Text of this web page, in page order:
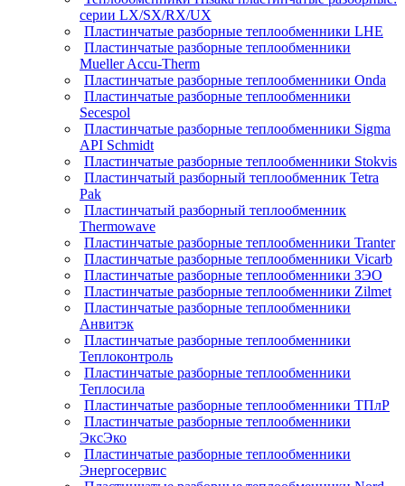
серии LX/SX/RX/UX
Пластинчатые разборные теплообменники LHE
Пластинчатые разборные теплообменники
Mueller Accu-Therm
Пластинчатые разборные теплообменники Onda
Пластинчатые разборные теплообменники
Secespol
Пластинчатые разборные теплообменники Sigma
API Schmidt
Пластинчатые разборные теплообменники Stokvis
Пластинчатый разборный теплообменник Tetra
Pak
Пластинчатый разборный теплообменник
Thermowave
Пластинчатые разборные теплообменники Tranter
Пластинчатые разборные теплообменники Vicarb
Пластинчатые разборные теплообменники ЗЭО
Пластинчатые разборные теплообменники Zilmet
Пластинчатые разборные теплообменники
Анвитэк
Пластинчатые разборные теплообменники
Теплоконтроль
Пластинчатые разборные теплообменники
Теплосила
Пластинчатые разборные теплообменники ТПлР
Пластинчатые разборные теплообменники
ЭксЭко
Пластинчатые разборные теплообменники
Энергосервис